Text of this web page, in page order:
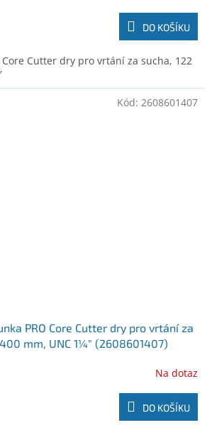
DO KOŠÍKU
Core Cutter dry pro vrtání za sucha, 122
PRO Core Cutter dry pro vrtání za
mm, UNC 1¼″ (2608601407)
Na dotaz
DO KOŠÍKU
Kód: 2608601407